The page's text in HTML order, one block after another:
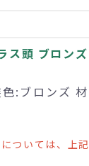
ス頭 ブロン
:ブロンズ
ついては、上